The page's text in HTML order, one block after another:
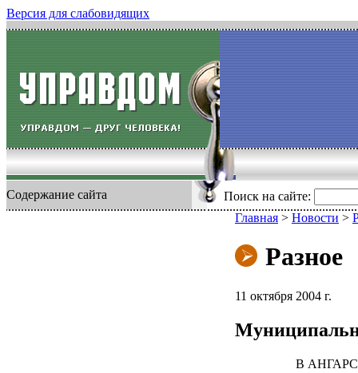
Версия для слабовидящих
Содержание сайта Поиск на сайте:
Главная > Новости >
Разное
11 октября 2004 г.
В